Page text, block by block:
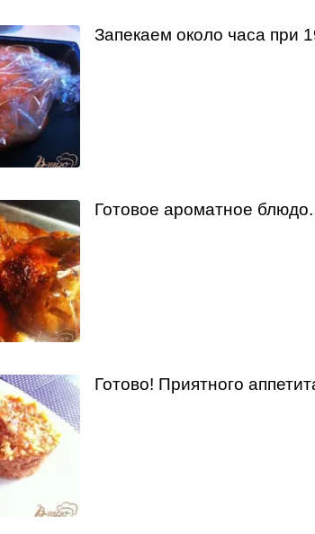
Запекаем около часа при
Готовое ароматное блюдо.
Готово! Приятного